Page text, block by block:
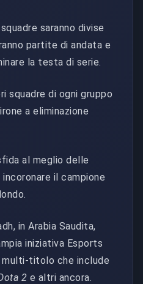
saranno divise
partite di andata e
la testa di serie.
squadre di ogni gruppo
a eliminazione
al meglio delle
il campione
in Arabia Saudita,
iniziativa Esports
multi-titolo che include
2 e altri ancora.